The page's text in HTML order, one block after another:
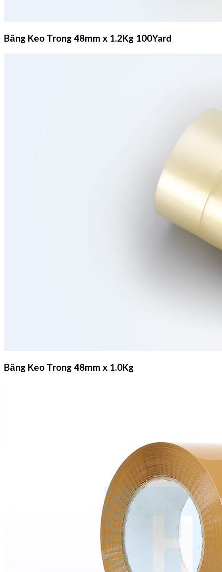
Băng Keo Trong 48mm x 1.2Kg 100Yard
Băng Keo Trong 48mm x 1.0Kg